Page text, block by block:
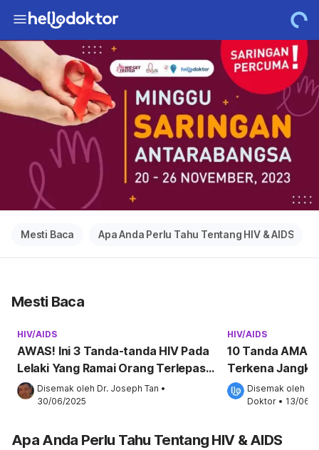
Mesti Baca Apa Anda Perlu Tahu Tentang HIV & AIDS
Mesti Baca
HIV/AIDS
AWAS! Ini 3 Tanda-tanda HIV Pada
Lelaki Yang Ramai Orang Terlepas
Pandang!
Disemak oleh Dr. Joseph Tan •
30/06/2025
HIV/AIDS
10 Tanda
Terkena
8 Orang
Disemak oleh
Doktor • 13/06/
Apa Anda Perlu Tahu Tentang HIV & AIDS